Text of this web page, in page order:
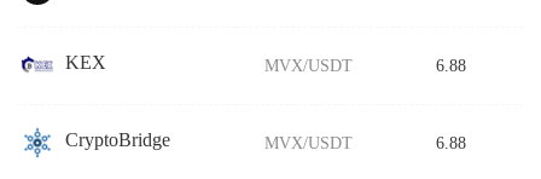
KEX MVX/USDT 6.88
CryptoBridge MVX/USDT 6.88